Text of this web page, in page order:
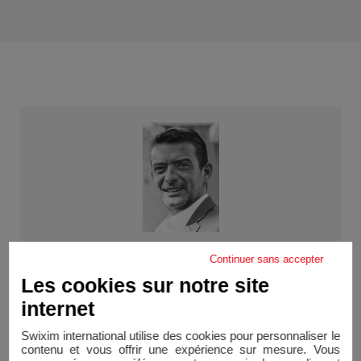
Alain DELAMARE
EI - Agent Swixim Aix-en-Provence
RSAC 490 879 269 / Aix-en-Provence
+33664266252
Continuer sans accepter
Les cookies sur notre site
internet
Swixim international utilise des cookies pour personnaliser le
contenu et vous offrir une expérience sur mesure. Vous